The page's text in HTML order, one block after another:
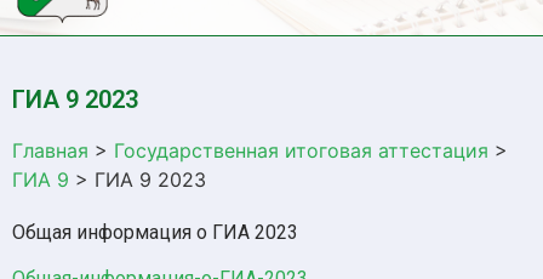
ГИА 9 2023
Главная > Государственная итоговая аттестация >
ГИА 9 > ГИА 9 2023
Общая информация о ГИА 2023